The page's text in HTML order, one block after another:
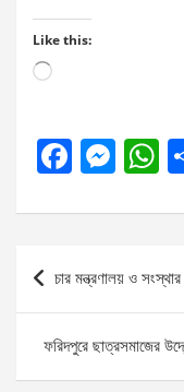
Like this:
Loading…
F
ce
o
o
k
M
se
g
er
A
p
p
Post
navigation
চার মন্ত্রণালয় ও সংস্থার
ফরিদপুরে ছাত্রসমাজের